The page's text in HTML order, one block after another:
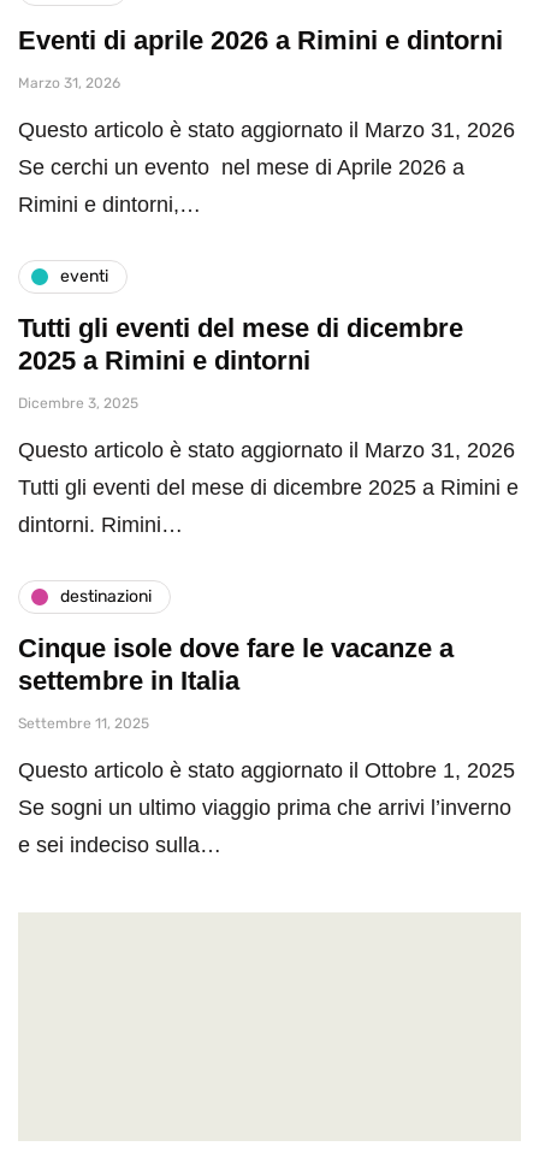
Eventi di aprile 2026 a Rimini e dintorni
Marzo 31, 2026
Questo articolo è stato aggiornato il Marzo 31, 2026
Se cerchi un evento nel mese di Aprile 2026 a
Rimini e dintorni,…
eventi
Tutti gli eventi del mese di dicembre
2025 a Rimini e dintorni
Dicembre 3, 2025
Questo articolo è stato aggiornato il Marzo 31, 2026
Tutti gli eventi del mese di dicembre 2025 a Rimini e
dintorni. Rimini…
destinazioni
Cinque isole dove fare le vacanze a
settembre in Italia
Settembre 11, 2025
Questo articolo è stato aggiornato il Ottobre 1, 2025
Se sogni un ultimo viaggio prima che arrivi l’inverno
e sei indeciso sulla…